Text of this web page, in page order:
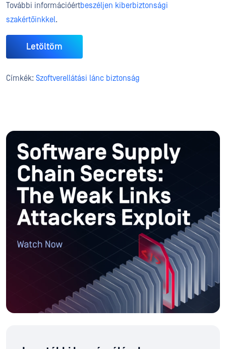
További információértbeszéljen kiberbiztonsági
szakértőinkkel.
Letöltöm
Címkék: Szoftverellátási lánc biztonság